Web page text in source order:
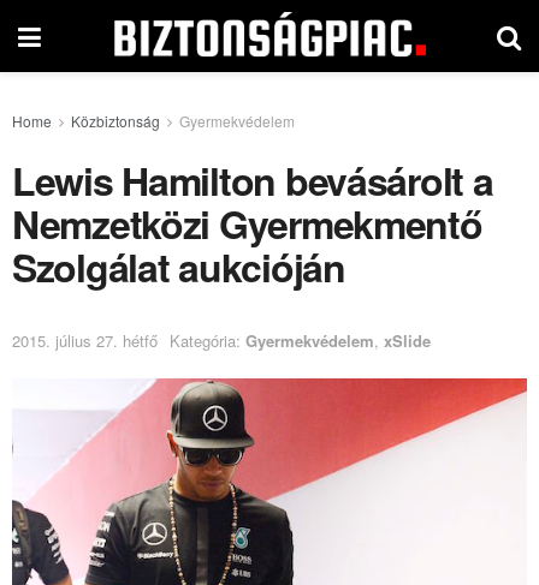
Home Közbiztonság Gyermekvédelem
Lewis Hamilton bevásárolt a
Nemzetközi Gyermekmentő
Szolgálat aukcióján
2015. július 27. hétfő Kategória: Gyermekvédelem, xSlide